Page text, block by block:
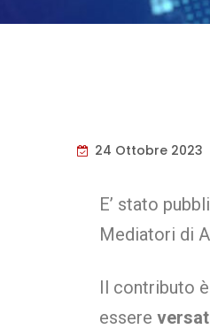
24 Ottobre 2023
E’ stato
Mediatori di
Il contributo
essere